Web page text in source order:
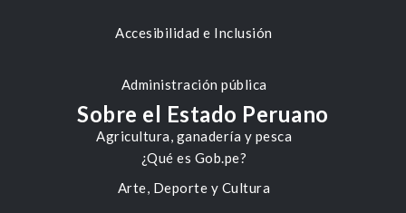
Accesibilidad e Inclusión
Administración pública
Agricultura, ganadería y pesca
Arte, Deporte y Cultura
Sobre el Estado Peruano
¿Qué es Gob.pe?